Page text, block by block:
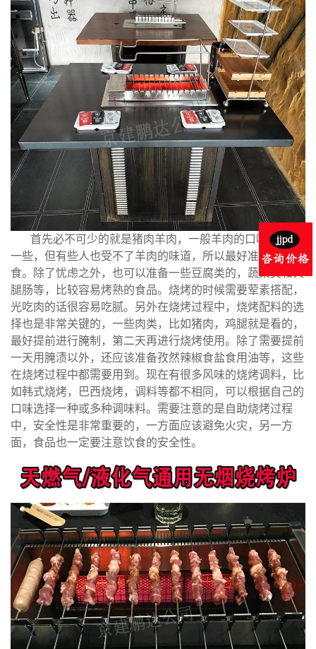
首先必不可少的就是猪肉羊肉，一般羊肉的口味会更好
一些，但有些人也受不了羊肉的味道，所以最好准备两种肉
食。除了忧虑之外，也可以准备一些豆腐类的，蔬菜类和火
腿肠等，比较容易烤熟的食品。烧烤的时候需要荤素搭配，
光吃肉的话很容易吃腻。另外在烧烤过程中，烧烤配料的选
择也是非常关键的，一些肉类，比如猪肉，鸡腿就是看的，
最好提前进行腌制，第二天再进行烧烤使用。除了需要提前
一天用腌渍以外，还应该准备孜然辣椒食盐食用油等，这些
在烧烤过程中都需要用到。现在有很多风味的烧烤调料，比
如韩式烧烤，巴西烧烤，调料等都不相同，可以根据自己的
口味选择一种或多种调味料。需要注意的是自助烧烤过程
中，安全性是非常重要的，一方面应该避免火灾，另一方
面，食品也一定要注意饮食的安全性。